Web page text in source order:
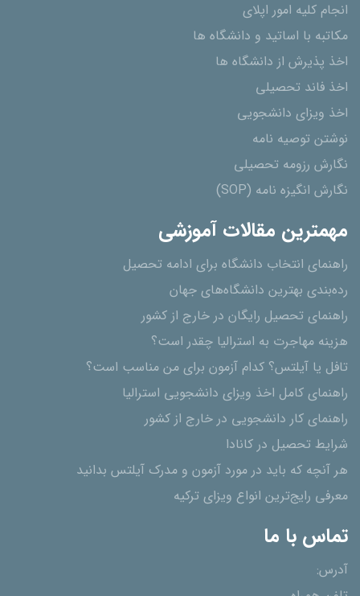
انجام کلیه امور اپلای
مکاتبه با اساتید و دانشگاه ها
اخذ پذیرش از دانشگاه ھا
اخذ فاند تحصیلی
اخذ ویزای دانشجویی
نوشتن توصیه نامه
نگارش رزومه تحصیلی
نگارش انگیزه نامه (SOP)
مهمترین مقالات آموزشی
راهنمای انتخاب دانشگاه برای ادامه تحصیل
رده‌بندی بهترین دانشگاه‌های جهان
راهنمای تحصیل رایگان در خارج از کشور
هزینه مهاجرت به استرالیا چقدر است؟
تافل یا آیلتس؟ کدام آزمون برای من مناسب است؟
راهنمای کامل اخذ ویزای دانشجویی استرالیا
راهنمای کار دانشجویی در خارج از کشور
شرایط تحصیل در کانادا
هر آنچه که باید در مورد آزمون و مدرک آیلتس بدانید
معرفی رایج‌ترین انواع ویزای ترکیه
تماس با ما
آدرس: